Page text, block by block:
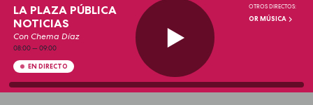
LA PLAZA PÚBLICA
NOTICIAS
Con Chema Díaz
08:00—09:00
EN DIRECTO
OTROS DIRECTOS:
OR MÚSICA